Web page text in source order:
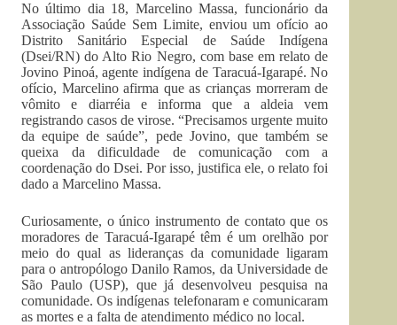
No último dia 18, Marcelino Massa, funcionário da
Associação Saúde Sem Limite, enviou um ofício ao
Distrito Sanitário Especial de Saúde Indígena
(Dsei/RN) do Alto Rio Negro, com base em relato de
Jovino Pinoá, agente indígena de Taracuá-Igarapé. No
ofício, Marcelino afirma que as crianças morreram de
vômito e diarréia e informa que a aldeia vem
registrando casos de virose. “Precisamos urgente muito
da equipe de saúde”, pede Jovino, que também se
queixa da dificuldade de comunicação com a
coordenação do Dsei. Por isso, justifica ele, o relato foi
dado a Marcelino Massa.
Curiosamente, o único instrumento de contato que os
moradores de Taracuá-Igarapé têm é um orelhão por
meio do qual as lideranças da comunidade ligaram
para o antropólogo Danilo Ramos, da Universidade de
São Paulo (USP), que já desenvolveu pesquisa na
comunidade. Os indígenas telefonaram e comunicaram
as mortes e a falta de atendimento médico no local.